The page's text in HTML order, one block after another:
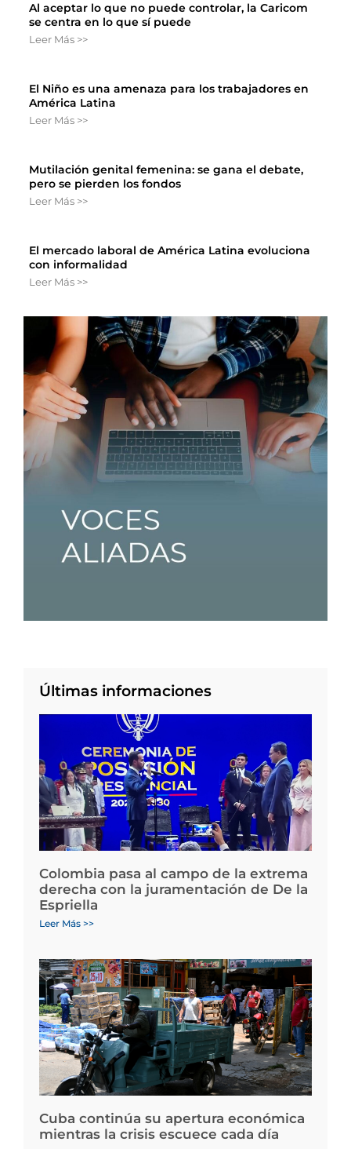
Al aceptar lo que no puede controlar, la Caricom
se centra en lo que sí puede
Leer Más >>
El Niño es una amenaza para los trabajadores en
América Latina
Leer Más >>
Mutilación genital femenina: se gana el debate,
pero se pierden los fondos
Leer Más >>
El mercado laboral de América Latina evoluciona
con informalidad
Leer Más >>
Últimas informaciones
Colombia pasa al campo de la extrema
derecha con la juramentación de De la
Espriella
Leer Más >>
Cuba continúa su apertura económica
mientras la crisis escuece cada día